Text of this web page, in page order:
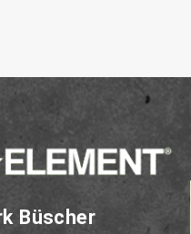
Büscher